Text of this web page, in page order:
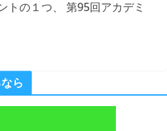
トの１つ、 第95回アカデミ
ら